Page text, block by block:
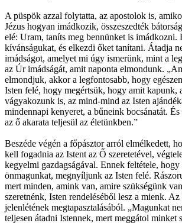
A püspök azzal folytatta, az apostolok is,
Jézus hogyan imádkozik, összeszedték
elé: Uram, taníts meg bennünket is imádkozni.
kívánságukat, és elkezdi őket tanítani. Átadja
imádságot, amelyet mi úgy ismerünk, mint a
az Úr imádságát, amit naponta elmondunk.
elmondjuk, akkor a legfontosabb, hogy
Isten felé, hogy megértsük, hogy amit kapunk,
vágyakozunk is, az mind-mind az Isten
mindennapi kenyeret, a bűneink bocsánatát.
az ő akarata teljesül az életünkben.”
Beszéde végén a főpásztor arról elmélkedett,
kell fogadnia az Istent az Ő szeretetével,
kegyelmi gazdagságával. Ennek feltétele,
önmagunkat, megnyíljunk az Isten felé.
mert minden, amink van, amire szükségünk
szeretnénk, Isten rendeléséből lesz a mienk. Az
jelenlétének megtapasztalásából. „Magunkat
teljesen átadni Istennek, mert meggátol minket